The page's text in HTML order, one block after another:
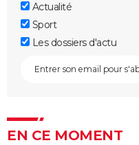
Actualité
Sport
Les dossiers d'actu
EN CE MOMENT